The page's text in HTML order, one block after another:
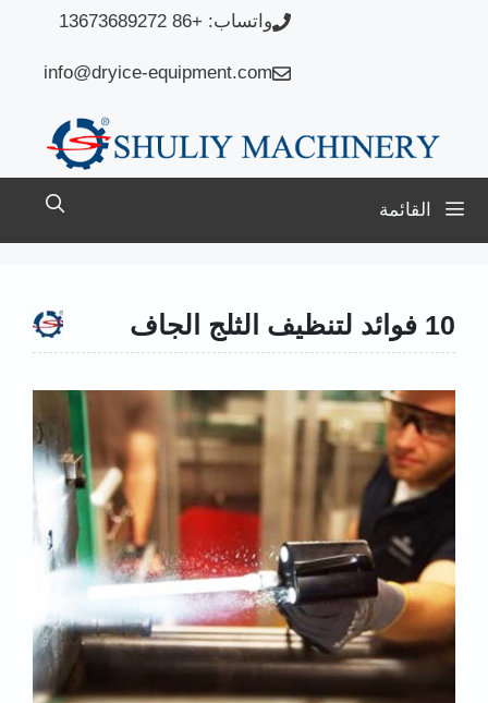
واتساب: +86 13673689272
info@dryice-equipment.com
القائمة
10 فوائد لتنظيف الثلج الجاف